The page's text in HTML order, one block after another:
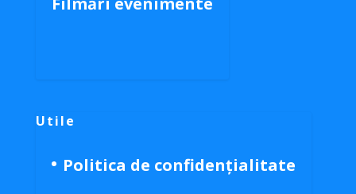
Utile
Politica de confidențialitate